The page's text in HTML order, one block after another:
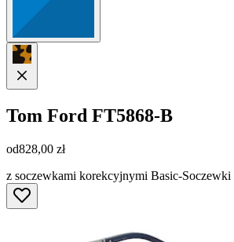
Tom Ford FT5868-B
od828,00 zł
z soczewkami korekcyjnymi Basic-Soczewki